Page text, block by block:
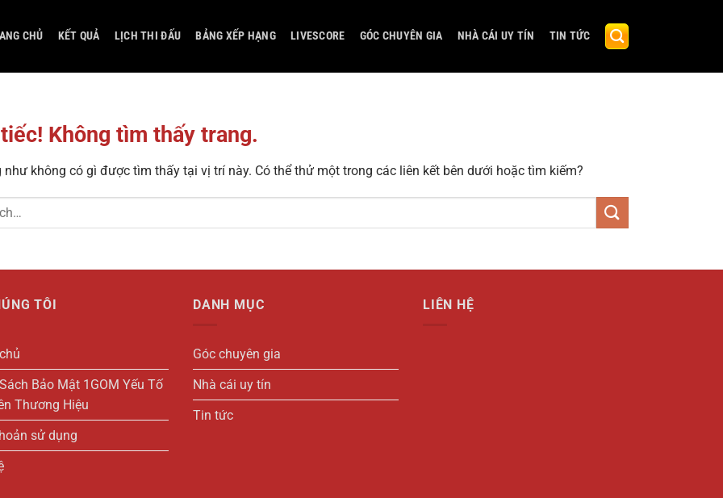
CHỦ KẾT QUẢ LỊCH THI ĐẤU BẢNG XẾP HẠNG LIVESCORE GÓC CHUYÊN GIA NHÀ CÁI UY TÍN TIN TỨC
Không tìm thấy trang.
như không có gì được tìm thấy tại vị trí này. Có thể thử một trong các liên kết bên dưới hoặc tìm kiếm?
TÔI
Bảo Mật 1GOM Yếu Tố
Thương Hiệu
sử dụng
DANH MỤC
Góc chuyên gia
Nhà cái uy tín
Tin tức
LIÊN HỆ